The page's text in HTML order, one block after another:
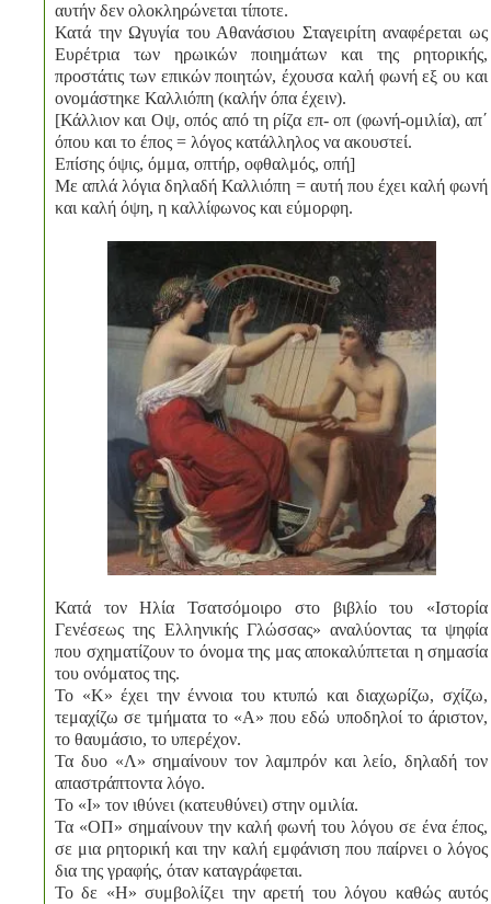
αυτήν δεν ολοκληρώνεται τίποτε.
Κατά την Ωγυγία του Αθανάσιου Σταγειρίτη αναφέρεται ως
Ευρέτρια των ηρωικών ποιημάτων και της ρητορικής,
προστάτις των επικών ποιητών, έχουσα καλή φωνή εξ ου και
ονομάστηκε Καλλιόπη (καλήν όπα έχειν).
[Κάλλιον και Οψ, οπός από τη ρίζα επ- οπ (φωνή-ομιλία), απ΄
όπου και το έπος = λόγος κατάλληλος να ακουστεί.
Επίσης όψις, όμμα, οπτήρ, οφθαλμός, οπή]
Με απλά λόγια δηλαδή Καλλιόπη = αυτή που έχει καλή φωνή
και καλή όψη, η καλλίφωνος και εύμορφη.
Κατά τον Ηλία Τσατσόμοιρο στο βιβλίο του «Ιστορία
Γενέσεως της Ελληνικής Γλώσσας» αναλύοντας τα ψηφία
που σχηματίζουν το όνομα της μας αποκαλύπτεται η σημασία
του ονόματος της.
Το «Κ» έχει την έννοια του κτυπώ και διαχωρίζω, σχίζω,
τεμαχίζω σε τμήματα το «Α» που εδώ υποδηλοί το άριστον,
το θαυμάσιο, το υπερέχον.
Τα δυο «Λ» σημαίνουν τον λαμπρόν και λείο, δηλαδή τον
απαστράπτοντα λόγο.
Το «Ι» τον ιθύνει (κατευθύνει) στην ομιλία.
Τα «ΟΠ» σημαίνουν την καλή φωνή του λόγου σε ένα έπος,
σε μια ρητορική και την καλή εμφάνιση που παίρνει ο λόγος
δια της γραφής, όταν καταγράφεται.
Το δε «Η» συμβολίζει την αρετή του λόγου καθώς αυτός